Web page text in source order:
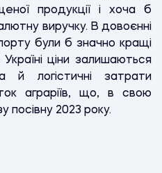
продукції і хоча б
виручку. В довоєнні
були б значно кращі
ціни залишаються
логістичні затрати
аграріїв, що, в свою
посівну 2023 року.